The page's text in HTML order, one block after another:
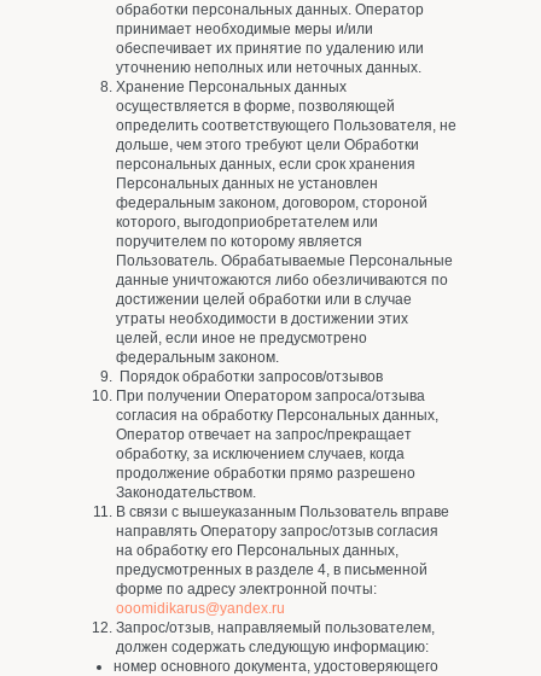
обработки персональных данных. Оператор
принимает необходимые меры и/или
обеспечивает их принятие по удалению или
уточнению неполных или неточных данных.
Хранение Персональных данных
осуществляется в форме, позволяющей
определить соответствующего Пользователя, не
дольше, чем этого требуют цели Обработки
персональных данных, если срок хранения
Персональных данных не установлен
федеральным законом, договором, стороной
которого, выгодоприобретателем или
поручителем по которому является
Пользователь. Обрабатываемые Персональные
данные уничтожаются либо обезличиваются по
достижении целей обработки или в случае
утраты необходимости в достижении этих
целей, если иное не предусмотрено
федеральным законом.
Порядок обработки запросов/отзывов
При получении Оператором запроса/отзыва
согласия на обработку Персональных данных,
Оператор отвечает на запрос/прекращает
обработку, за исключением случаев, когда
продолжение обработки прямо разрешено
Законодательством.
В связи с вышеуказанным Пользователь вправе
направлять Оператору запрос/отзыв согласия
на обработку его Персональных данных,
предусмотренных в разделе 4, в письменной
форме по адресу электронной почты:
ooomidikarus@yandex.ru
Запрос/отзыв, направляемый пользователем,
должен содержать следующую информацию:
номер основного документа, удостоверяющего